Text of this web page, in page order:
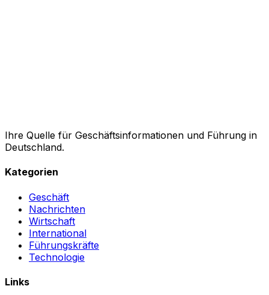
Ihre Quelle für Geschäftsinformationen und Führung in
Deutschland.
Kategorien
Geschäft
Nachrichten
Wirtschaft
International
Führungskräfte
Technologie
Links